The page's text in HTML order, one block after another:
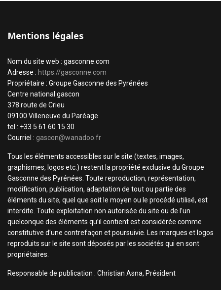
Mentions légales
Nom du site web : gasconne.com
Adresse : https://gasconne.com
Propriétaire : Groupe Gasconne des Pyrénées
Centre national gascon
378 route de Crieu
09100 Villeneuve du Paréage
tel : +33 5 61 60 15 30
Courriel : gascon@wanadoo.fr
Tous les éléments accessibles sur le site (textes, images,
graphismes, logos etc.) restent la propriété exclusive du Groupe
Gasconne des Pyrénées. Toute reproduction, représentation,
modification, publication, adaptation de tout ou partie des
éléments du site, quel que soit le moyen ou le procédé utilisé, est
interdite. Toute exploitation non autorisée du site ou de l’un
quelconque des éléments qu’il contient est considérée comme
constitutive d’une contrefaçon et poursuivie. Les marques et logos
reproduits sur le site sont déposés par les sociétés qui en sont
propriétaires.
Responsable de publication : Christian Asna, Président